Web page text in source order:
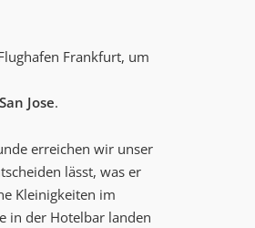
Frankfurt, um
San Jose.
erreichen wir unser
lässt, was er
Kleinigkeiten im
in der Hotelbar landen